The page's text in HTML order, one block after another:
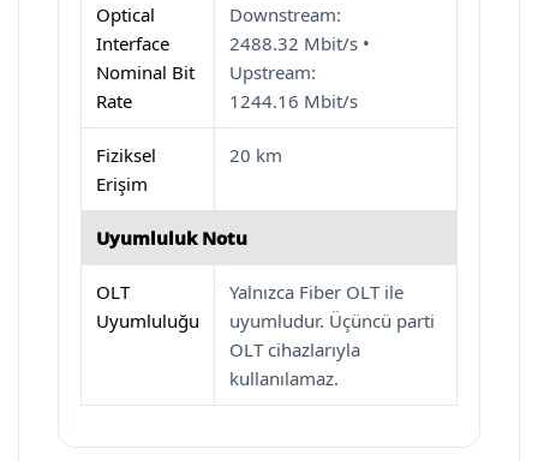
Optical
Interface
Nominal Bit
Rate
Downstream:
2488.32 Mbit/s •
Upstream:
1244.16 Mbit/s
Fiziksel
Erişim
20 km
Uyumluluk Notu
OLT
Uyumluluğu
Yalnızca Fiber OLT ile
uyumludur. Üçüncü parti
OLT cihazlarıyla
kullanılamaz.